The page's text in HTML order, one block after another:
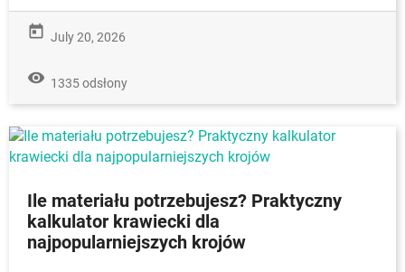
today July 20, 2026
remove_red_eye 1335 odsłony
Ile materiału potrzebujesz? Praktyczny
kalkulator krawiecki dla
najpopularniejszych krojów